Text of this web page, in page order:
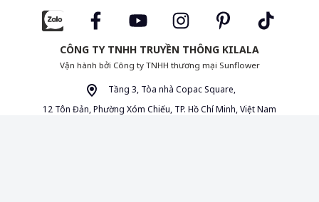
CÔNG TY TNHH TRUYỀN THÔNG KILALA
Vận hành bởi Công ty TNHH thương mại Sunflower
Tầng 3, Tòa nhà Copac Square,
12 Tôn Đản, Phường Xóm Chiếu, TP. Hồ Chí Minh, Việt Nam